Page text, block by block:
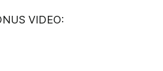
VIDEO: